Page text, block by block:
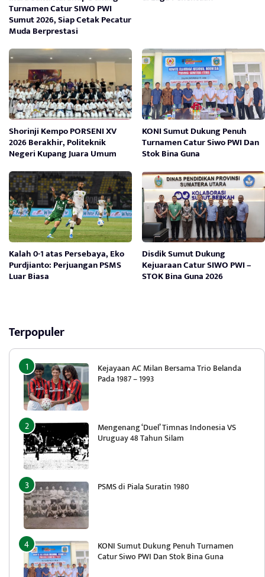
Turnamen Catur SIWO PWI
Sumut 2026, Siap Cetak Pecatur
Muda Berprestasi
Shorinji Kempo PORSENI XV
2026 Berakhir, Politeknik
Negeri Kupang Juara Umum
KONI Sumut Dukung Penuh
Turnamen Catur Siwo PWI Dan
Stok Bina Guna
Kalah 0-1 atas Persebaya, Eko
Purdjianto: Perjuangan PSMS
Luar Biasa
Disdik Sumut Dukung
Kejuaraan Catur SIWO PWI –
STOK Bina Guna 2026
Terpopuler
Kejayaan AC Milan Bersama Trio Belanda
Pada 1987 – 1993
Mengenang ‘Duel’ Timnas Indonesia VS
Uruguay 48 Tahun Silam
PSMS di Piala Suratin 1980
KONI Sumut Dukung Penuh Turnamen
Catur Siwo PWI Dan Stok Bina Guna